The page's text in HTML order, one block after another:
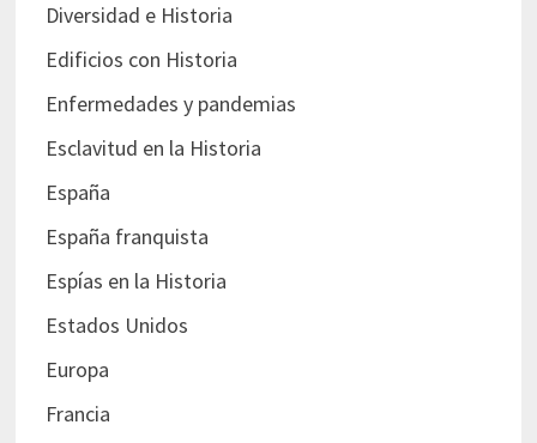
Diversidad e Historia
Edificios con Historia
Enfermedades y pandemias
Esclavitud en la Historia
España
España franquista
Espías en la Historia
Estados Unidos
Europa
Francia